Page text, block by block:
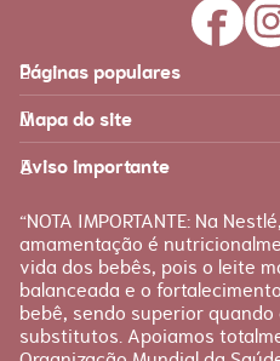
Páginas populares
Feito para você
FAQ
Fale conosco
Mapa do site
Produtos
Loja Nestlé FamilyNes
Produtos Materna
Etapas
Gravidez
Planejamento
Pós-parto
Aviso importante
“NOTA IMPORTANTE: Na
amamentação é
vida dos bebês, pois o leite
balanceada e o
bebê, sendo superior
substitutos. Apoiamos